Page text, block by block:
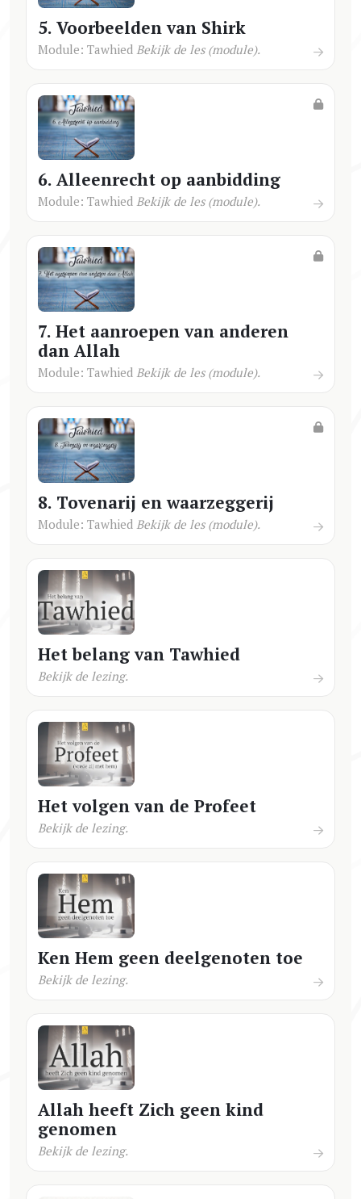
5. Voorbeelden van Shirk
Module: Tawhied Bekijk de les (module).
6. Alleenrecht op aanbidding
Module: Tawhied Bekijk de les (module).
7. Het aanroepen van anderen
dan Allah
Module: Tawhied Bekijk de les (module).
8. Tovenarij en waarzeggerij
Module: Tawhied Bekijk de les (module).
Het belang van Tawhied
Bekijk de lezing.
Het volgen van de Profeet
Bekijk de lezing.
Ken Hem geen deelgenoten toe
Bekijk de lezing.
Allah heeft Zich geen kind
genomen
Bekijk de lezing.